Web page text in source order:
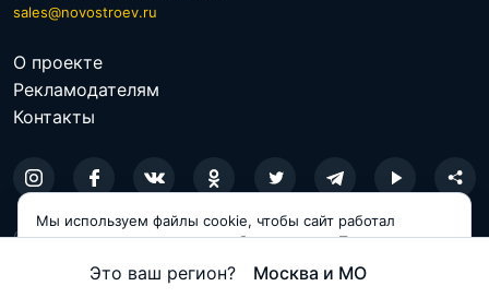
Это ваш регион? Москва и МО
sales@novostroev.ru
О проекте
Рекламодателям
Контакты
© 2026 NOVOSTROEV.RU
Политика обработки персональных данных
Мы используем файлы cookie, чтобы сайт работал
корректно и становился удобнее для вас. Продолжая